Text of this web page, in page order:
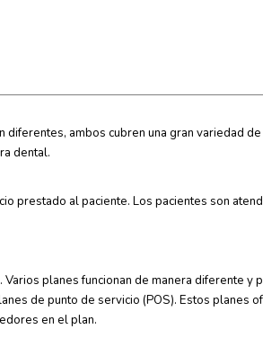
ambos cubren una gran variedad
dental.
prestado al paciente. Los pacientes son
planes funcionan de manera diferente y
de punto de servicio (POS). Estos planes
en el plan.